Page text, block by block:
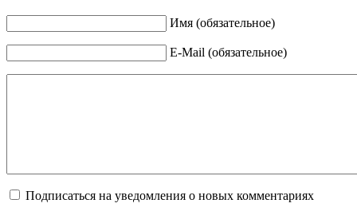
Имя (обязательное)
E-Mail (обязательное)
Подписаться на уведомления о новых комментариях